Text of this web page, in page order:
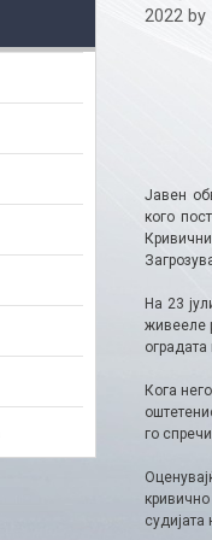
2022 by
Јавен
кого
На 23
живееле
Кога
го